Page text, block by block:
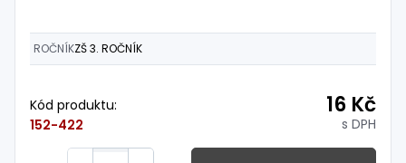
ROČNÍKZŠ 3. ROČNÍK
Kód produktu:
152-422
16 Kč
s DPH